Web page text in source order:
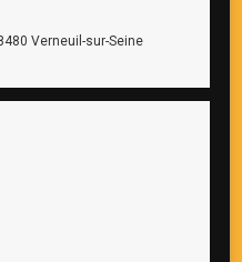
Verneuil-sur-Seine